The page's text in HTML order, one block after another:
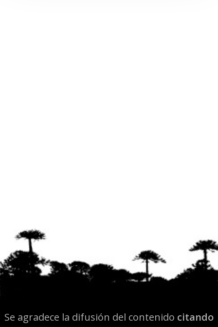
Se agradece la difusión del contenido citando